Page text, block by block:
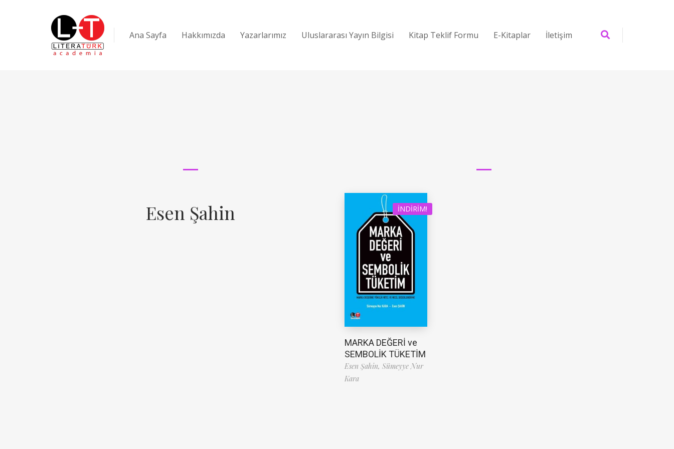
Ana Sayfa Hakkımızda Yazarlarımız Uluslararası Yayın Bilgisi Kitap Teklif Formu E-Kitaplar İletişim
Esen Şahin İNDIRIM!
MARKA DEĞERİ ve
SEMBOLİK TÜKETİM
Esen Şahin, Sümeyye Nur
Kara